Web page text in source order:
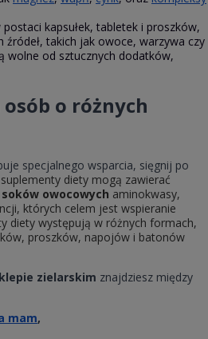
kapsułek, tabletek i proszków,
źródeł, takich jak owoce, warzywa czy
wolne od sztucznych dodatków,
o różnych
specjalnego wsparcia, sięgnij po
diety mogą zawierać
owocowych aminokwasy,
których celem jest wspieranie
diety występują w różnych formach,
proszków, napojów i batonów
zielarskim znajdziesz między
mam,